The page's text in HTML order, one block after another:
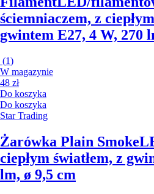
ściemniaczem, z
gwintem E27, 4 W, 270
(1)
W magazynie
48 zł
Do koszyka
Do koszyka
Star Trading
Żarówka Plain Smoke
ciepłym światłem, z
lm, ø 9,5 cm